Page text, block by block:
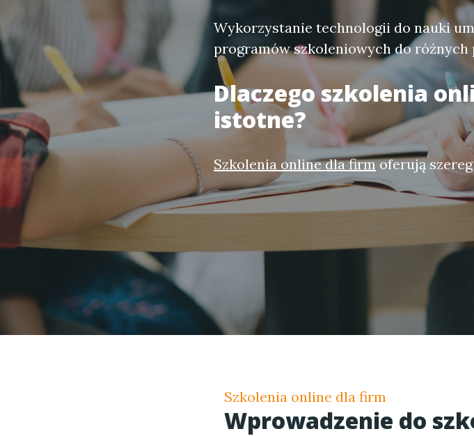
Wykorzystanie technologii do nauki
programów szkoleniowych do
Dlaczegoszkolenia
istotne?
Szkolenia online dla firmoferują
Szkolenia online dla firm
Wprowadzenie do